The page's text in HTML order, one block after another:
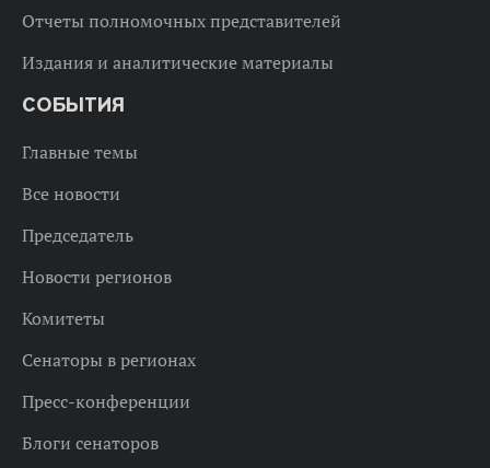
Отчеты полномочных представителей
Издания и аналитические материалы
СОБЫТИЯ
Главные темы
Все новости
Председатель
Новости регионов
Комитеты
Сенаторы в регионах
Пресс-конференции
Блоги сенаторов